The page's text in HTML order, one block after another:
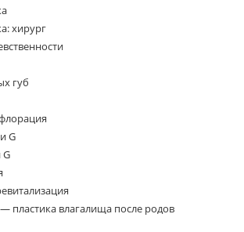
хирург
губ
G
пластика влагалища после родов